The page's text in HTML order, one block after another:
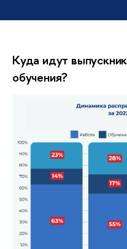
Куда идут
обучения?